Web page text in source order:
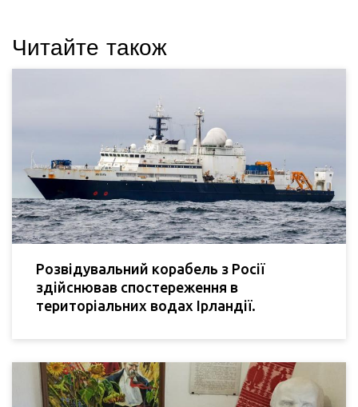
Читайте також
Розвідувальний корабель з Росії
здійснював спостереження в
територіальних водах Ірландії.